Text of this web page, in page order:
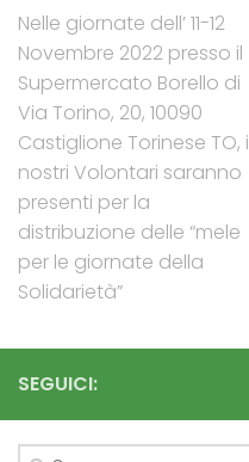
Nelle giornate dell’ 11-12
Novembre 2022 presso il
Supermercato Borello di
Via Torino, 20, 10090
Castiglione Torinese TO, i
nostri Volontari saranno
presenti per la
distribuzione delle “mele
per le giornate della
Solidarietà”
SEGUICI:
Ricerca